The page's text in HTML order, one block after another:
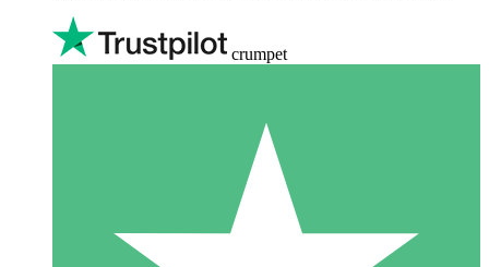
crumpet